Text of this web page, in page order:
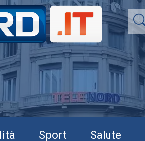
Sport Salute